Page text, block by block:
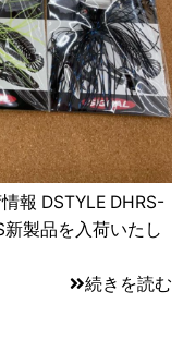
DSTYLE DHRS-
製品を入荷いたし
続きを読む